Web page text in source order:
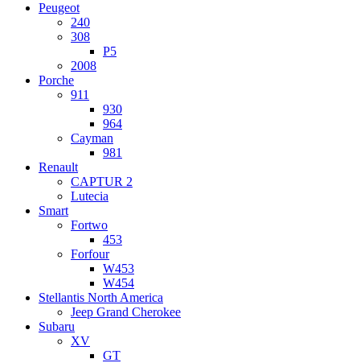
Peugeot
240
308
P5
2008
Porche
911
930
964
Cayman
981
Renault
CAPTUR 2
Lutecia
Smart
Fortwo
453
Forfour
W453
W454
Stellantis North America
Jeep Grand Cherokee
Subaru
XV
GT